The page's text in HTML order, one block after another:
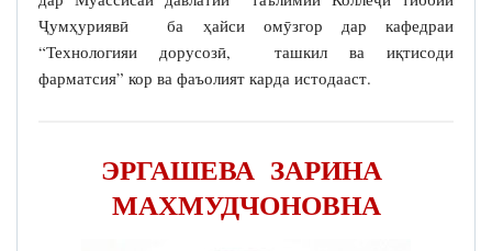
Ҷумҳуриявӣ ба ҳайси омӯзгор дар кафедраи
“Технологияи дорусозӣ, ташкил ва иқтисоди
фарматсия” кор ва фаъолият карда истодааст.
ЭРГАШЕВА ЗАРИНА
МАХМУДЧОНОВНА